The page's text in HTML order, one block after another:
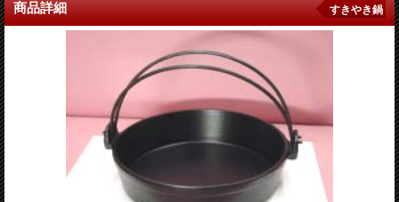
商品詳細 すきやき鍋